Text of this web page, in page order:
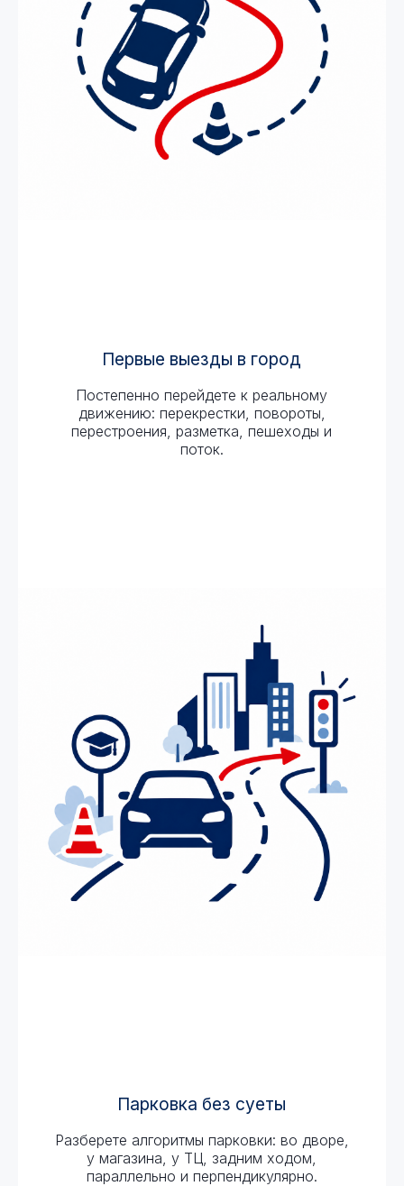
Первые выезды в город
Постепенно перейдете к реальному
движению: перекрестки, повороты,
перестроения, разметка, пешеходы и
поток.
Парковка без суеты
Разберете алгоритмы парковки: во дворе,
у магазина, у ТЦ, задним ходом,
параллельно и перпендикулярно.